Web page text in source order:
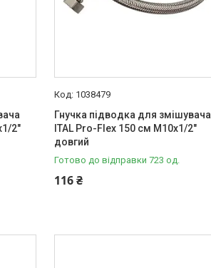
2"
1038479
Гнучка підводка для змішувача
ITAL Pro-Flex 150 см M10x1/2"
довгий
Готово до відправки 723 од.
116 ₴